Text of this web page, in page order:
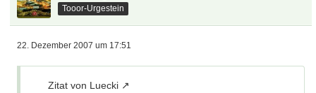
Tooor-Urgestein
22. Dezember 2007 um 17:51
Zitat von Luecki